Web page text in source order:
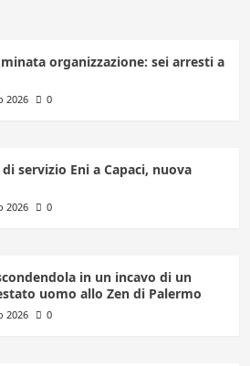
organizzazione: sei arresti a
2026 0
servizio Eni a Capaci, nuova
2026 0
in un incavo di un
uomo allo Zen di Palermo
2026 0